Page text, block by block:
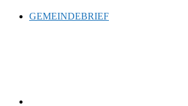
GEMEINDEBRIEF